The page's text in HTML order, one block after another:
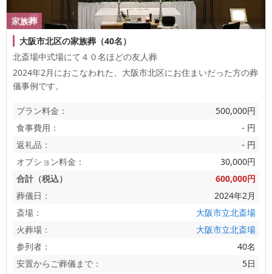
家族葬
大阪市北区の家族葬（40名）
北斎場中式場にて４０名ほどの友人葬
2024年2月におこなわれた、 大阪市北区にお住まいだった方の葬
儀事例です。
プラン料金：
500,000円
食事費用：
- 円
返礼品：
- 円
オプション料金：
30,000円
合計（税込）
600,000円
葬儀日：
2024年2月
斎場：
大阪市立北斎場
火葬場：
大阪市立北斎場
参列者：
40名
安置からご葬儀まで：
5日